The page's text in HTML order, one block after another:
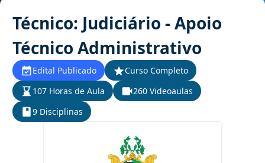
Técnico: Judiciário - Apoio
Técnico Administrativo
Edital Publicado
Curso Completo
107 Horas de Aula
260 Videoaulas
9 Disciplinas